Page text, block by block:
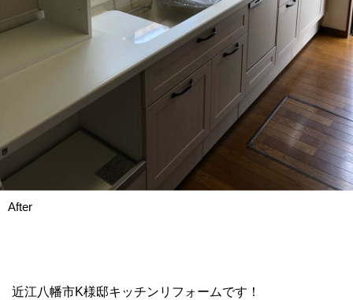
After
近江八幡市K様邸キッチンリフォームです！